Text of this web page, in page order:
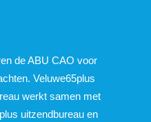
de ABU CAO voor
Veluwe65plus
werkt samen met
uitzendbureau en